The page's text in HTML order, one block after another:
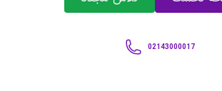
02143000017